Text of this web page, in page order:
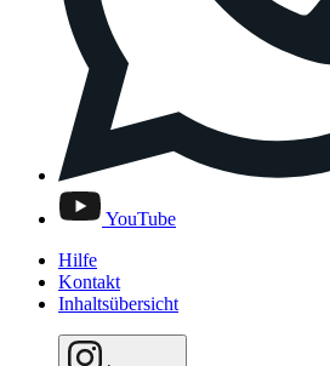
YouTube
Hilfe
Kontakt
Inhaltsübersicht